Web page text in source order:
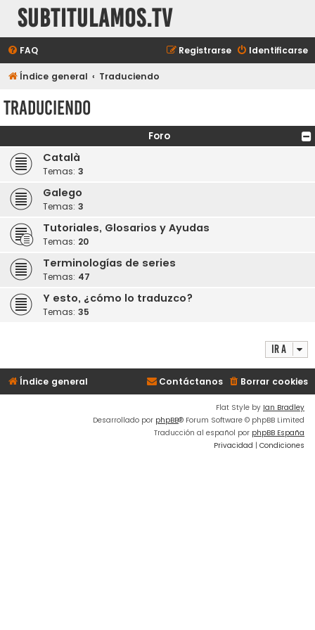
subtitulamos.tv
FAQ Identificarse
Registrarse
Índice general Traduciendo
Traduciendo
Foro
Català
Temas: 3
Galego
Temas: 3
Tutoriales, Glosarios y Ayudas
Temas: 20
Terminologías de series
Temas: 47
Y esto, ¿cómo lo traduzco?
Temas: 35
Ir a
Índice general Borrar cookies
Contáctanos
Flat Style by Ian Bradley
Desarrollado por phpBB® Forum Software © phpBB Limited
Traducción al español por phpBB España
Privacidad | Condiciones